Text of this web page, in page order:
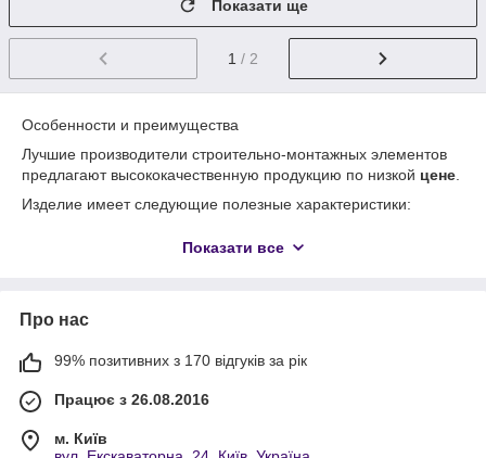
Показати ще
1 / 2
Особенности и преимущества
Лучшие производители строительно-монтажных элементов
предлагают высококачественную продукцию по низкой цене
Изделие имеет следующие полезные характеристики:
рабочие диапазоны температур от – 25
длительный срок активной эксплуатации без
необходимости замены или профилактики;
Показати все
Про нас
99% позитивних з 170 відгуків за рік
Працює з 26.08.2016
м. Київ